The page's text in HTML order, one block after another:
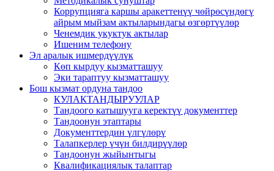
Коррупцияга каршы аракеттенүү чөйрөсүндөгү
айрым мыйзам актыларындагы өзгөртүүлөр
Ченемдик укуктук актылар
Ишеним телефону
Эл аралык ишмердүүлүк
Көп кырдуу кызматташуу
Эки тараптуу кызматташуу
Бош кызмат ордуна тандоо
КУЛАКТАНДЫРУУЛАР
Тандоого катышууга керектүү документтер
Тандоонун этаптары
Документтердин үлгүлөрү
Талапкерлер үчүн билдирүүлөр
Тандоонун жыйынтыгы
Квалификациялык талаптар